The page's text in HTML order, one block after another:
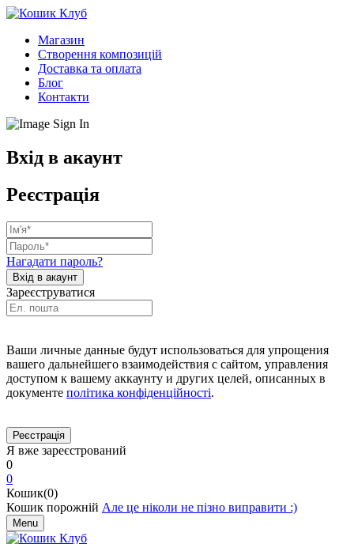
Магазин
Створення композицій
Доставка та оплата
Блог
Контакти
Вхід в акаунт
Реєстрація
Нагадати пароль?
Зареєструватися
Ваши личные данные будут использоваться для упрощения
вашего дальнейшего взаимодействия с сайтом, управления
доступом к вашему аккаунту и других целей, описанных в
документе політика конфіденційності.
Я вже зареєстрований
0
0
Кошик(0)
Кошик порожній Але це ніколи не пізно виправити :)
Menu